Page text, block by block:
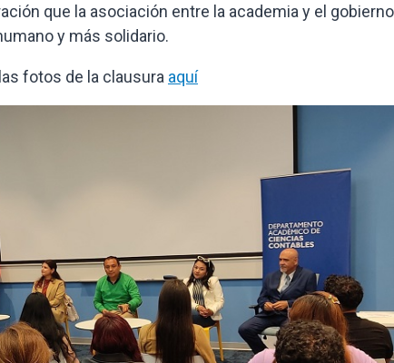
que la asociación entre la academia y el gobierno
y más solidario.
las fotos de la clausura aquí